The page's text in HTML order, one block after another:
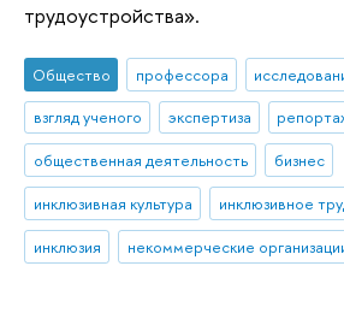
трудоустройства».
Общество профессора
взгляд ученого
экспертиза
общественная деятельность
бизнес
инклюзивная культура
инклюзивное
инклюзия
некоммерческие